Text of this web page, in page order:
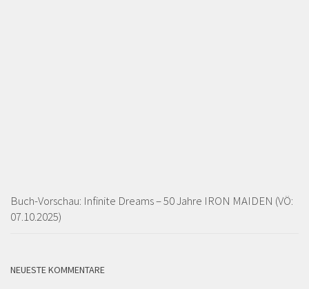
Buch-Vorschau: Infinite Dreams – 50 Jahre IRON MAIDEN (VÖ:
07.10.2025)
NEUESTE KOMMENTARE